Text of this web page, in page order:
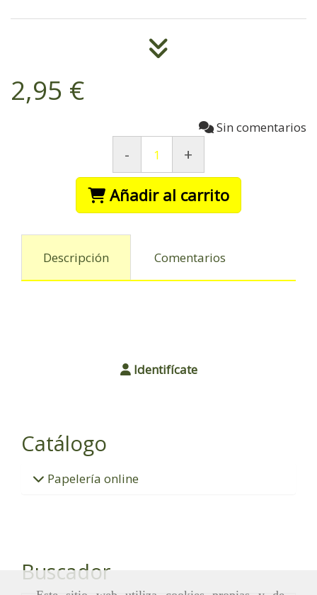
2,95 €
Sin comentarios
-
+
Añadir al carrito
Descripción Comentarios
Identifícate
Catálogo
Papelería online
Buscador